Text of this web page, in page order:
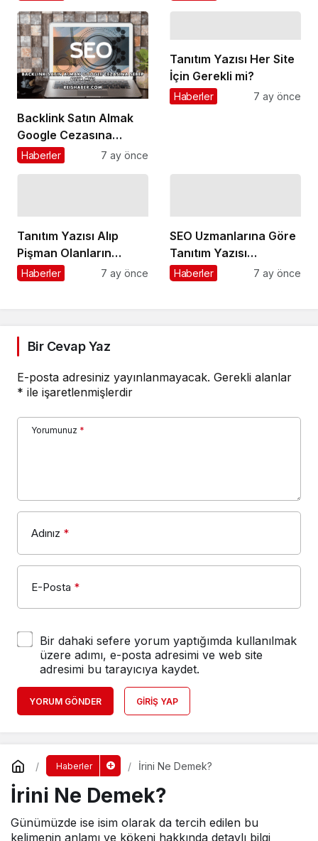
Ediyor!
Backlink Satın Almak
Google Cezasına
Sebep Olur mu?
Haberler 7 ay önce
Tanıtım Yazısı Her Site
İçin Gerekli mi?
Haberler 7 ay önce
Tanıtım Yazısı Alıp
Pişman Olanların
Yaptığı Hatalar
Haberler 7 ay önce
SEO Uzmanlarına Göre
Tanıtım Yazısı
Stratejileri
Haberler 7 ay önce
Bir Cevap Yaz
E-posta adresiniz yayınlanmayacak. Gerekli alanlar
* ile işaretlenmişlerdir
Yorumunuz *
Adınız *
E-Posta *
Bir dahaki sefere yorum yaptığımda kullanılmak
üzere adımı, e-posta adresimi ve web site
adresimi bu tarayıcıya kaydet.
YORUM GÖNDER GIRIŞ YAP
Haberler İrini Ne Demek?
İrini Ne Demek?
Günümüzde ise isim olarak da tercih edilen bu
kelimenin anlamı ve kökeni hakkında detaylı bilgi